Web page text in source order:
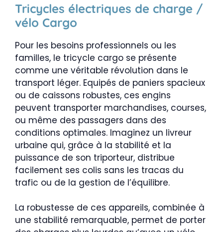
Tricycles électriques de charge /
vélo Cargo
Pour les besoins professionnels ou les
familles, le tricycle cargo se présente
comme une véritable révolution dans le
transport léger. Equipés de paniers spacieux
ou de caissons robustes, ces engins
peuvent transporter marchandises, courses,
ou même des passagers dans des
conditions optimales. Imaginez un livreur
urbaine qui, grâce à la stabilité et la
puissance de son triporteur, distribue
facilement ses colis sans les tracas du
trafic ou de la gestion de l’équilibre.
La robustesse de ces appareils, combinée à
une stabilité remarquable, permet de porter